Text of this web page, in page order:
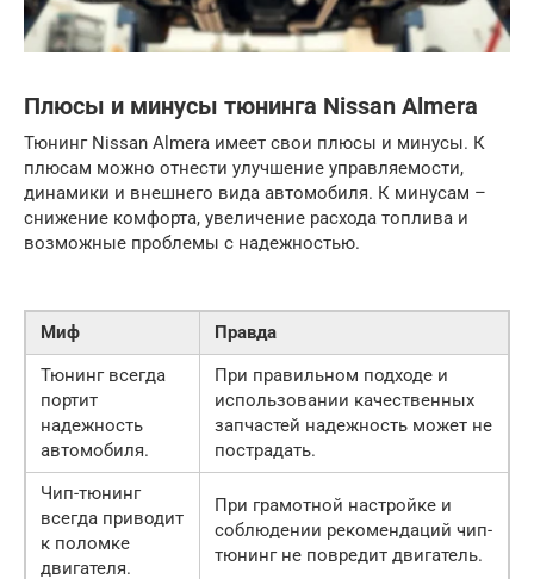
Плюсы и минусы тюнинга Nissan Almera
Тюнинг Nissan Almera имеет свои плюсы и минусы. К
плюсам можно отнести улучшение управляемости,
динамики и внешнего вида автомобиля. К минусам –
снижение комфорта, увеличение расхода топлива и
возможные проблемы с надежностью.
Миф
Правда
Тюнинг всегда
портит
надежность
автомобиля.
При правильном подходе и
использовании качественных
запчастей надежность может не
пострадать.
Чип-тюнинг
всегда приводит
к поломке
двигателя.
При грамотной настройке и
соблюдении рекомендаций чип-
тюнинг не повредит двигатель.